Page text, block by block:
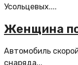
Усольцевых....
Женщина
Автомобиль
снаряда...